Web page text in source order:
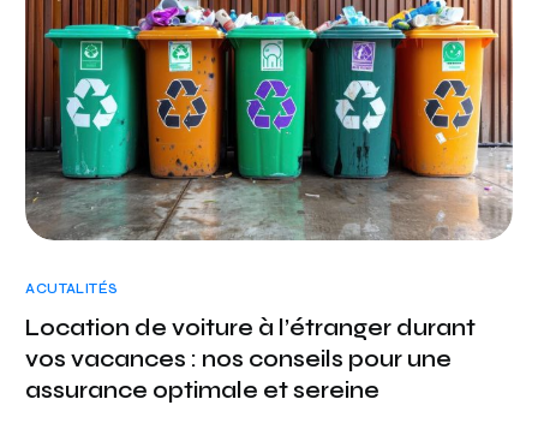
ACUTALITÉS
Location de voiture à l’étranger durant
vos vacances : nos conseils pour une
assurance optimale et sereine